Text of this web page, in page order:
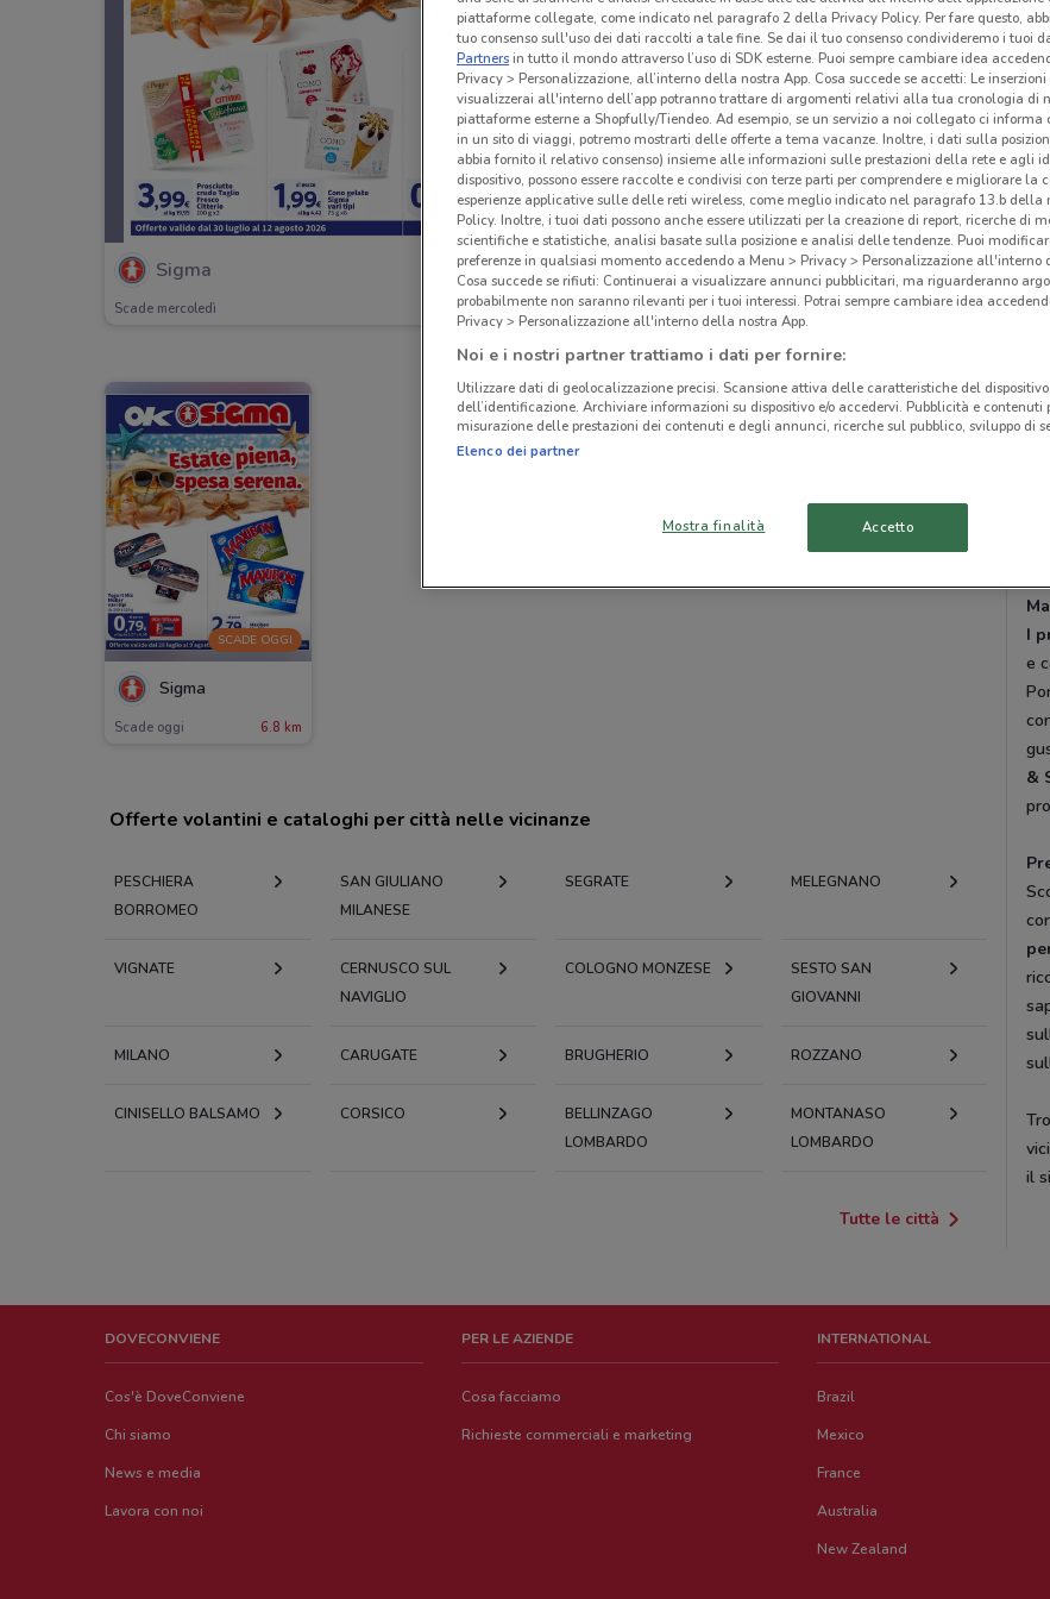
Sigma
Scade mercoledì 3.7 km
SCADE OGGI
Sigma
Scade oggi 6.8 km
Offerte volantini e cataloghi per città nelle vicinanze
PESCHIERA
BORROMEO
SAN GIULIANO
MILANESE
SEGRATE MELEGNANO
VIGNATE
CERNUSCO SUL
NAVIGLIO
COLOGNO MONZESE
SESTO SAN
GIOVANNI
MILANO CARUGATE BRUGHERIO ROZZANO
CINISELLO BALSAMO CORSICO
BELLINZAGO
LOMBARDO
MONTANASO
LOMBARDO
Tutte le città
I
e
&
il
DOVECONVIENE
Cos'è DoveConviene
Chi siamo
News e media
Lavora con noi
PER LE AZIENDE
Cosa facciamo
Richieste commerciali e marketing
INTERNATIONAL
Brazil
Mexico
France
Australia
New Zealand
piattaforme collegate, come indicato nel paragrafo 2 della Privacy Policy. Per fare questo,
tuo consenso sull'uso dei dati raccolti a tale fine. Se dai il tuo consenso condivideremo i tuoi
Partnersin tutto il mondo attraverso l’uso di SDK esterne. Puoi sempre cambiare idea
Privacy > Personalizzazione, all’interno della nostra App. Cosa succede se accetti: Le
visualizzerai all'interno dell’app potranno trattare di argomenti relativi alla tua cronologia di
piattaforme esterne a Shopfully/Tiendeo. Ad esempio, se un servizio a noi collegato ci
in un sito di viaggi, potremo mostrarti delle offerte a tema vacanze. Inoltre, i dati sulla
abbia fornito il relativo consenso) insieme alle informazioni sulle prestazioni della rete e agli
dispositivo, possono essere raccolte e condivisi con terze parti per comprendere e migliorare la
esperienze applicative sulle delle reti wireless, come meglio indicato nel paragrafo 13.b della
Policy. Inoltre, i tuoi dati possono anche essere utilizzati per la creazione di report, ricerche di
scientifiche e statistiche, analisi basate sulla posizione e analisi delle tendenze. Puoi
preferenze in qualsiasi momento accedendo a Menu > Privacy > Personalizzazione all'interno
Cosa succede se rifiuti: Continuerai a visualizzare annunci pubblicitari, ma riguarderanno
probabilmente non saranno rilevanti per i tuoi interessi. Potrai sempre cambiare idea
Privacy > Personalizzazione all'interno della nostra App.
Noi e i nostri partner trattiamo i dati per fornire:
Utilizzare dati di geolocalizzazione precisi. Scansione attiva delle caratteristiche del
dell’identificazione. Archiviare informazioni su dispositivo e/o accedervi. Pubblicità e contenuti
misurazione delle prestazioni dei contenuti e degli annunci, ricerche sul pubblico, sviluppo di
Elenco dei partner
Mostra finalità Accetto